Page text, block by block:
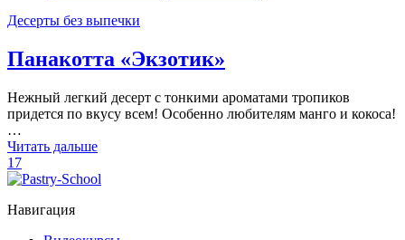
Десерты без выпечки
Панакотта «Экзотик»
Нежный легкий десерт с тонкими ароматами тропиков
придется по вкусу всем! Особенно любителям манго и кокоса!
…
Читать дальше
17
Навигация